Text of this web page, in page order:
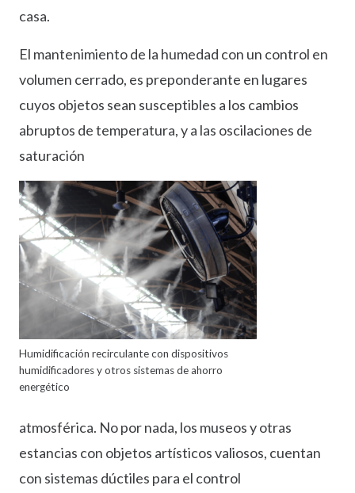
casa.
El mantenimiento de la humedad con un control en
volumen cerrado, es preponderante en lugares
cuyos objetos sean susceptibles a los cambios
abruptos de temperatura, y a las oscilaciones de
saturación
Humidificación recirculante con dispositivos
humidificadores y otros sistemas de ahorro
energético
atmosférica. No por nada, los museos y otras
estancias con objetos artísticos valiosos, cuentan
con sistemas dúctiles para el control